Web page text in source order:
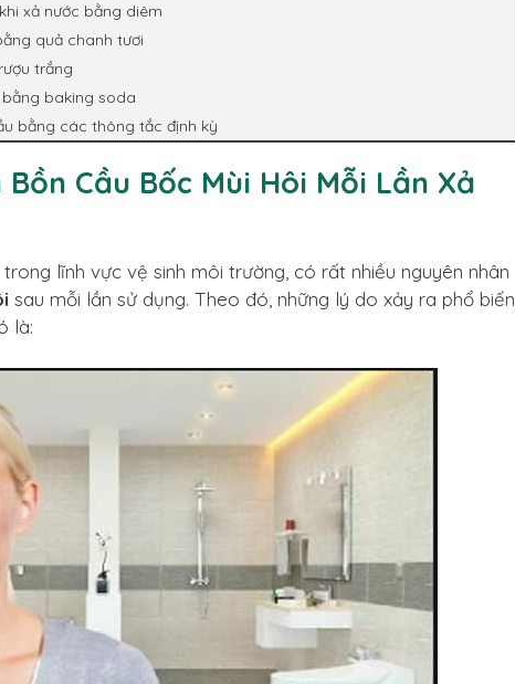
xả nước bằng diêm
quả chanh tươi
trắng
baking soda
bằng các thông tắc định kỳ
Cầu Bốc Mùi Hôi Mỗi Lần Xả
lĩnh vực vệ sinh môi trường, có rất nhiều nguyên nhân
sau mỗi lần sử dụng. Theo đó, những lý do xảy ra phổ biến
là: